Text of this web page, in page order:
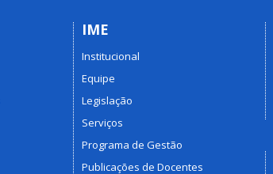
IME
Institucional
Equipe
Legislação
Serviços
Programa de Gestão
Publicações de Docentes